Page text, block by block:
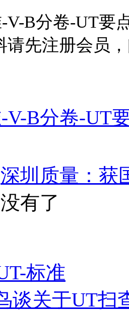
B分卷-UT要
请先注册会员
V-B分卷-UT
深圳质量：获
有了
标准
谈关于UT扫